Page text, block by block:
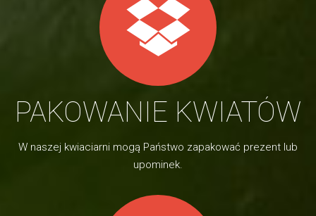
PAKOWANIE KWIATÓW
W naszej kwiaciarni mogą Państwo zapakować prezent lub
upominek.